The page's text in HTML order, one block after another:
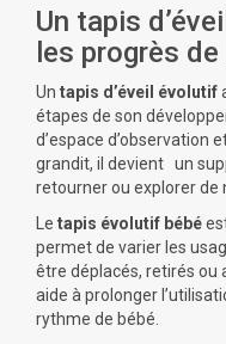
Un tapis
les progrès de
Un tapis d’éveil évolutif
étapes de son
d’espace d’observation
grandit, il devient un
retourner ou explorer de
Le tapis évolutif bébé
permet de varier les
être déplacés, retirés ou
aide à prolonger
rythme de bébé.